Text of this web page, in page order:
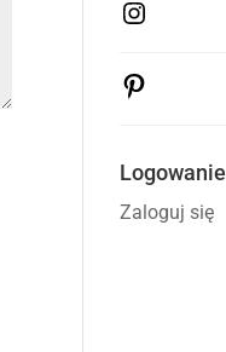
Logowanie
Zaloguj się